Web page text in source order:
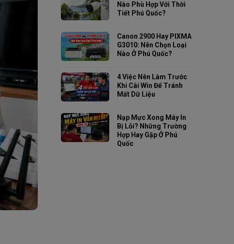
Nào Phù Hợp Với Thời
Tiết Phú Quốc?
Canon 2900 Hay PIXMA
G3010: Nên Chọn Loại
Nào Ở Phú Quốc?
4 Việc Nên Làm Trước
Khi Cài Win Để Tránh
Mất Dữ Liệu
Nạp Mực Xong Máy In
Bị Lỗi? Những Trường
Hợp Hay Gặp Ở Phú
Quốc